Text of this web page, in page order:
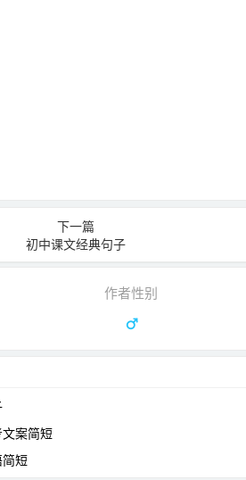
下一篇
初中课文经典句子
作者性别
案简短
短